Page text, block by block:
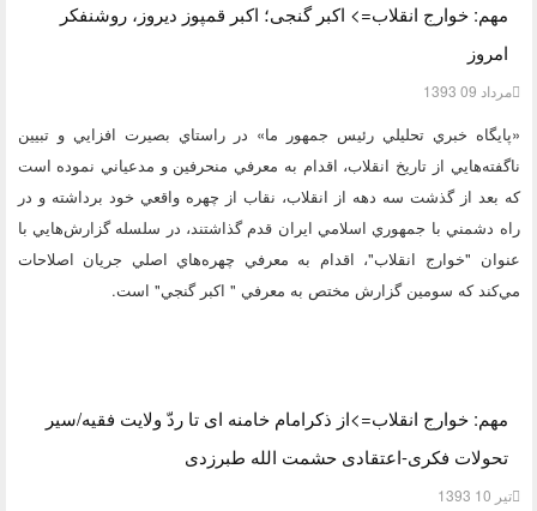
مهم: خوارج انقلاب=> اکبر گنجی؛ اکبر قمپوز دیروز، روشنفکر
امروز
مرداد 09 1393
«پايگاه خبري تحليلي رئيس جمهور ما» در راستاي بصيرت افزايي و تبيين
ناگفته‌هايي از تاريخ انقلاب، اقدام به معرفي منحرفين و مدعياني نموده است
كه بعد از گذشت سه دهه از انقلاب، نقاب از چهره واقعي خود برداشته و در
راه دشمني با جمهوري اسلامي ايران قدم گذاشتند، در سلسله گزارش‌هايي با
عنوان "خوارج انقلاب"، اقدام به معرفي چهره‌هاي اصلي جريان اصلاحات
مي‌كند كه سومين گزارش مختص به معرفي " اكبر گنجي" است.
مهم: خوارج انقلاب=>از ذکرامام خامنه ای تا ردّ ولایت فقیه/سیر
تحولات فکری-اعتقادی حشمت الله طبرزدی
تیر 10 1393